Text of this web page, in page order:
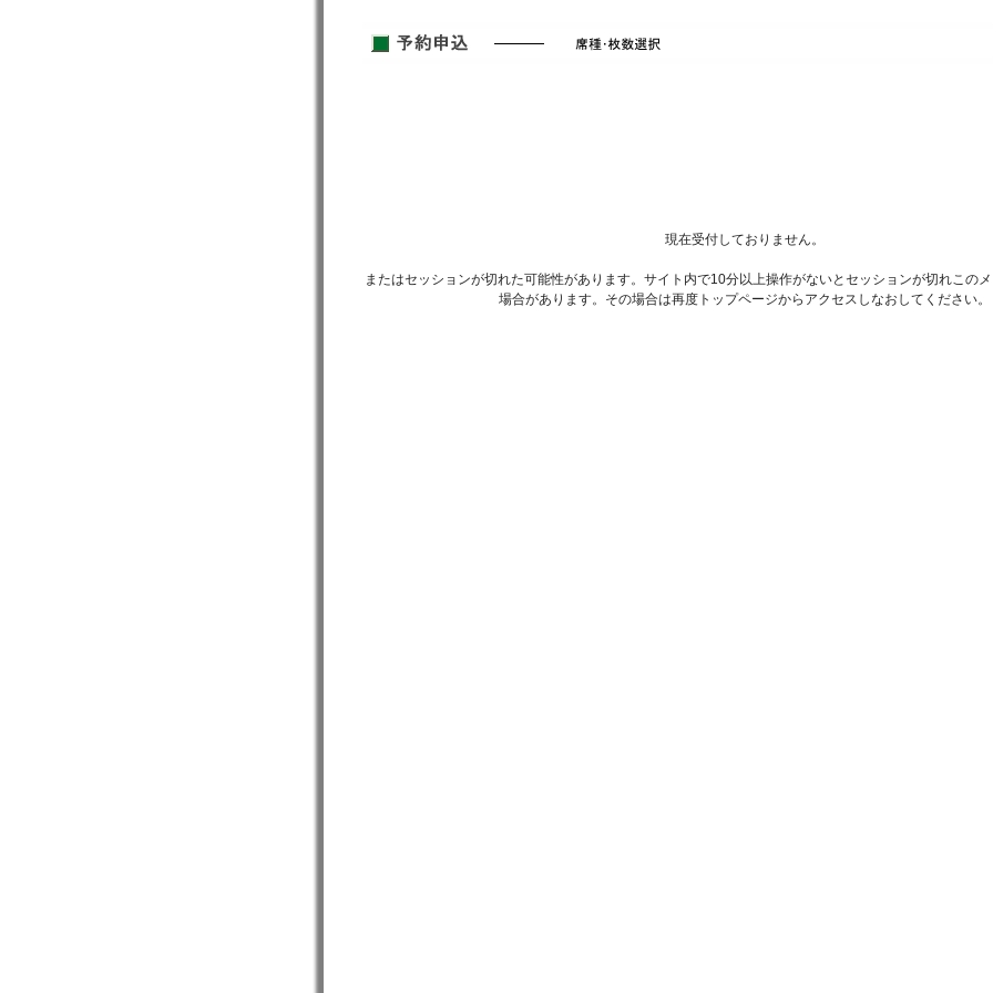
現在受付しておりません。
またはセッションが切れた可能性があります。サイト内で10分以上操作がないとセッションが切れこの
場合があります。その場合は再度トップページからアクセスしなおしてください。